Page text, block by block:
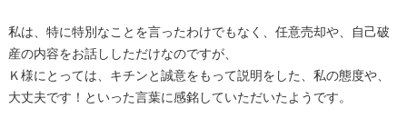
私は、特に特別なことを言ったわけでもなく、任意売却や、自己破
産の内容をお話ししただけなのですが、
Ｋ様にとっては、キチンと誠意をもって説明をした、私の態度や、
大丈夫です！といった言葉に感銘していただいたようです。